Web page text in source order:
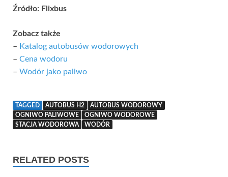
Źródło: Flixbus
Zobacz także
– Katalog autobusów wodorowych
– Cena wodoru
– Wodór jako paliwo
TAGGED AUTOBUS H2
AUTOBUS WODOROWY
OGNIWO PALIWOWE
OGNIWO WODOROWE
STACJA WODOROWA
WODÓR
RELATED POSTS